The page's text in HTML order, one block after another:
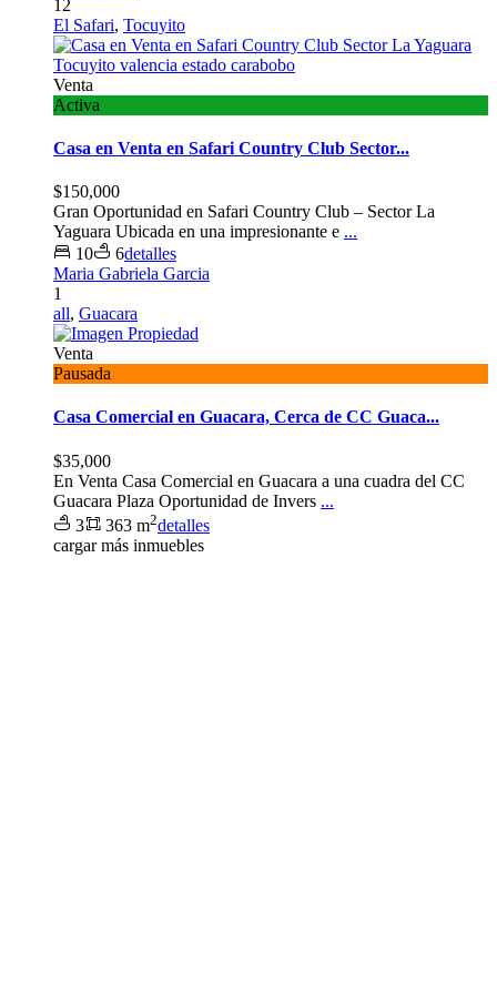
12
El Safari, Tocuyito
Venta
Activa
Casa en Venta en Safari Country Club Sector...
$150,000
Gran Oportunidad en Safari Country Club – Sector La
Yaguara Ubicada en una impresionante e ...
10
6detalles
Maria Gabriela Garcia
1
all, Guacara
Venta
Pausada
Casa Comercial en Guacara, Cerca de CC Guaca...
$35,000
En Venta Casa Comercial en Guacara a una cuadra del CC
Guacara Plaza Oportunidad de Invers ...
3
363 m2detalles
cargar más inmuebles